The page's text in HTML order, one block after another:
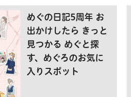
めぐの日記5周年 お
出かけしたら きっと
見つかる めぐと探
す、めぐろのお気に
入りスポット